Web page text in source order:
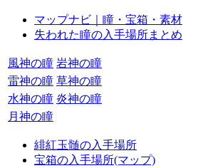
マップナビ｜瞳・宝箱・素材
失われた瞳の入手場所まとめ
風神の瞳 岩神の瞳
雷神の瞳 草神の瞳
水神の瞳 炎神の瞳
月神の瞳
緋紅玉髄の入手場所
宝箱の入手場所(マップ)